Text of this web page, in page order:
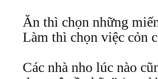
Ăn thì chọn những
Làm thì chọn việc cỏn
Các nhà nho lúc nào